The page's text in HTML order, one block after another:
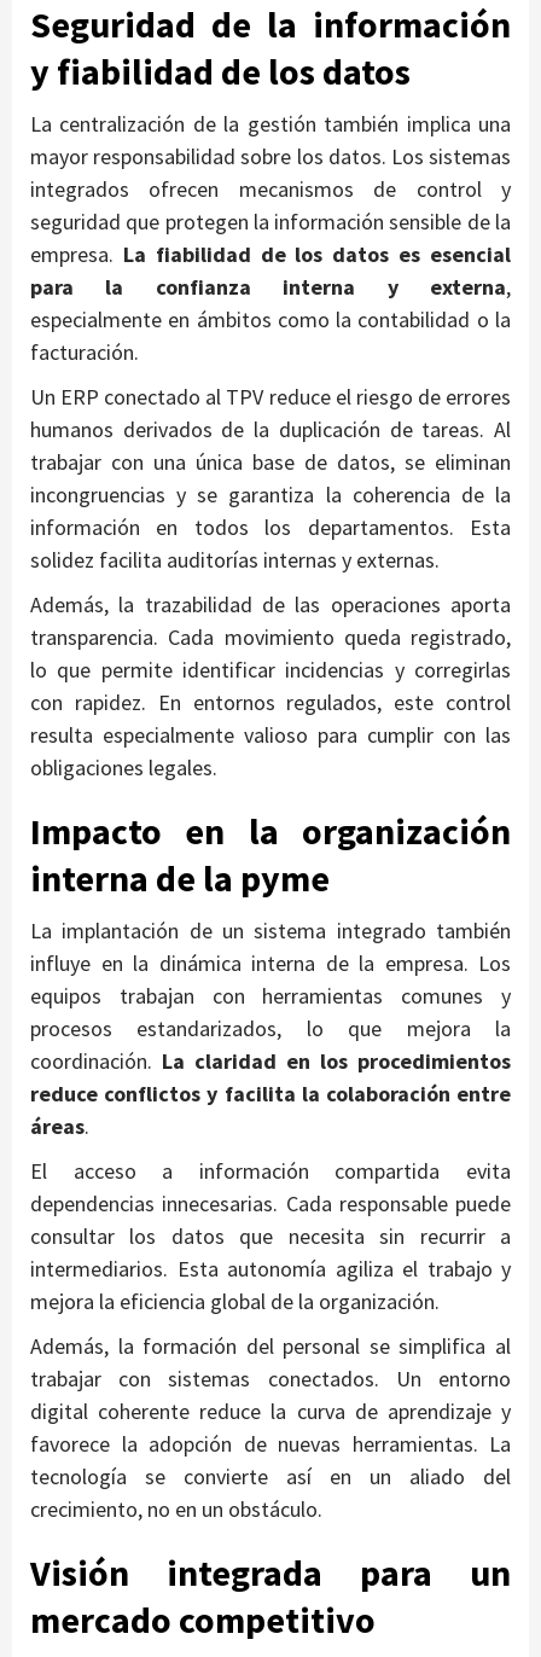
Seguridad de la información
y fiabilidad de los datos
La centralización de la gestión también implica una
mayor responsabilidad sobre los datos. Los sistemas
integrados ofrecen mecanismos de control y
seguridad que protegen la información sensible de la
empresa. La fiabilidad de los datos es esencial
para la confianza interna y externa,
especialmente en ámbitos como la contabilidad o la
facturación.
Un ERP conectado al TPV reduce el riesgo de errores
humanos derivados de la duplicación de tareas. Al
trabajar con una única base de datos, se eliminan
incongruencias y se garantiza la coherencia de la
información en todos los departamentos. Esta
solidez facilita auditorías internas y externas.
Además, la trazabilidad de las operaciones aporta
transparencia. Cada movimiento queda registrado,
lo que permite identificar incidencias y corregirlas
con rapidez. En entornos regulados, este control
resulta especialmente valioso para cumplir con las
obligaciones legales.
Impacto en la organización
interna de la pyme
La implantación de un sistema integrado también
influye en la dinámica interna de la empresa. Los
equipos trabajan con herramientas comunes y
procesos estandarizados, lo que mejora la
coordinación. La claridad en los procedimientos
reduce conflictos y facilita la colaboración entre
áreas.
El acceso a información compartida evita
dependencias innecesarias. Cada responsable puede
consultar los datos que necesita sin recurrir a
intermediarios. Esta autonomía agiliza el trabajo y
mejora la eficiencia global de la organización.
Además, la formación del personal se simplifica al
trabajar con sistemas conectados. Un entorno
digital coherente reduce la curva de aprendizaje y
favorece la adopción de nuevas herramientas. La
tecnología se convierte así en un aliado del
crecimiento, no en un obstáculo.
Visión integrada para un
mercado competitivo